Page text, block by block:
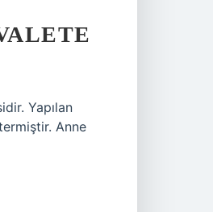
Yapılan
Anne